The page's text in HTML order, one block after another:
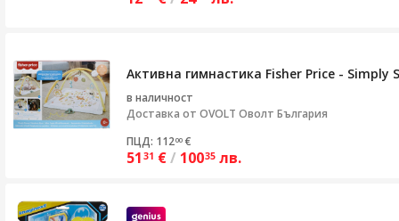
Активна гимнастика Fisher Price - Simply
в наличност
Доставка от OVOLT Оволт България
ПЦД: 11200 €
51 31 €/ 10035 лв.